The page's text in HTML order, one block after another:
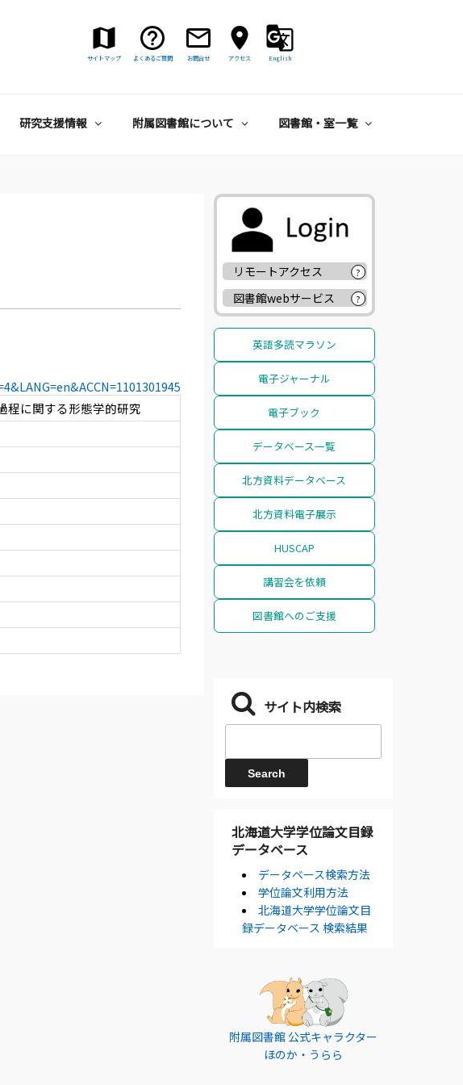
サイトマップ よくあるご質問 お問合せ アクセス English
研究支援情報 附属図書館について 図書館・室一覧
程に関する形態学的研究
リモートアクセス ?
図書館webサービス ?
英語多読マラソン
電子ジャーナル
電子ブック
データベース一覧
北方資料データベース
北方資料電子展示
HUSCAP
講習会を依頼
図書館へのご支援
サイト内検索
北海道大学学位論文目録
データベース
データベース検索方法
学位論文利用方法
北海道大学学位論文目
録データベース 検索結果
附属図書館 公式キャラクター
ほのか・うらら